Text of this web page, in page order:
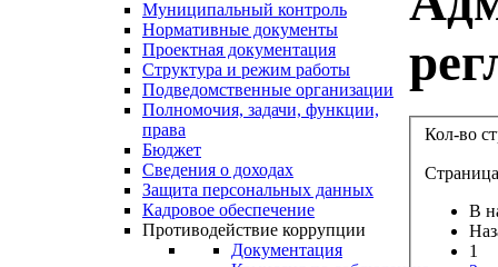
Муниципальный контроль
Нормативные документы
Проектная документация
Структура и режим работы
Подведомственные организации
Полномочия, задачи, функции,
права
Бюджет
Сведения о доходах
Защита персональных данных
Кадровое обеспечение
Противодействие коррупции
Документация
Кол-во
В
1